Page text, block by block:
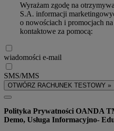
Wyrażam zgodę na
S.A. informacji
o nowościach i promocjach
kontaktowe za pomocą:
wiadomości e-mail
SMS/MMS
OTWÓRZ RACHUNEK TESTOWY »
Polityka Prywatności OANDA
Demo, Usługa Informacyjno-